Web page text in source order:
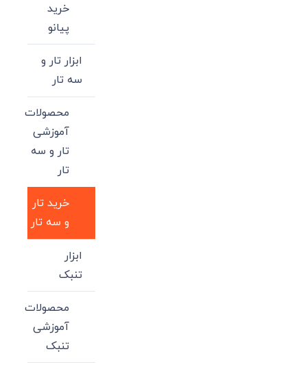
خرید
پیانو
ابزار تار و
سه تار
محصولات
آموزشی
تار و سه
تار
خرید تار
و سه تار
ابزار
تنبک
محصولات
آموزشی
تنبک